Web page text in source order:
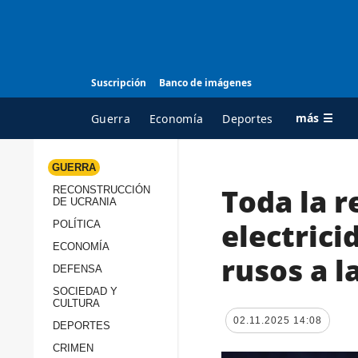
Suscripción Banco de imágenes
Guerra Economía Deportes más ☰
TODAS LAS
Reconstrucción de
GUERRA
RECONSTRUCCIÓN
DE UCRANIA
POLÍTICA
ECONOMÍA
DEFENSA
SOCIEDAD Y
CULTURA
DEPORTES
CRIMEN
Toda la
rusos a
02.11.2025 14:08